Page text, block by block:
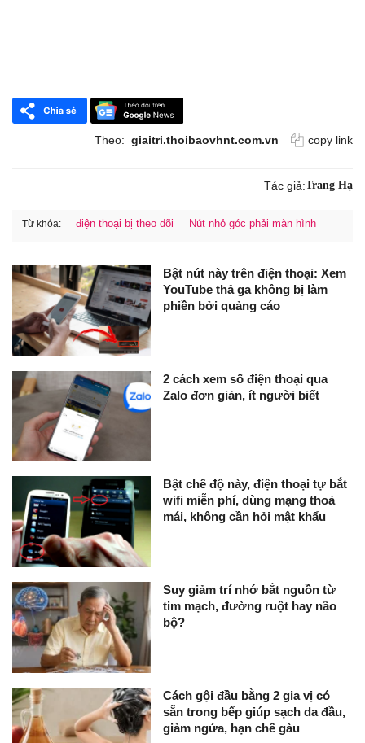
Theo: giaitri.thoibaovhnt.com.vn copy link
Tác giả:Trang Hạ
Từ khóa: điện thoại bị theo dõi Nút nhỏ góc phải màn hình
Bật nút này trên điện thoại: Xem
YouTube thả ga không bị làm
phiền bởi quảng cáo
2 cách xem số điện thoại qua
Zalo đơn giản, ít người biết
Bật chế độ này, điện thoại tự bắt
wifi miễn phí, dùng mạng thoả
mái, không cần hỏi mật khẩu
Suy giảm trí nhớ bắt nguồn từ
tim mạch, đường ruột hay não
bộ?
Cách gội đầu bằng 2 gia vị có
sẵn trong bếp giúp sạch da đầu,
giảm ngứa, hạn chế gàu